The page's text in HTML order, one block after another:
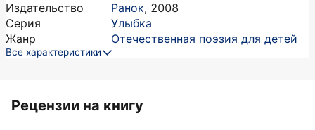
Издательство
Ранок, 2008
Серия
Улыбка
Жанр
Отечественная поэзия для детей
Все характеристики
Рецензии на книгу